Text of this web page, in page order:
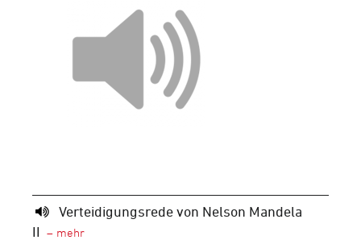
Verteidigungsrede von Nelson Mandela
II